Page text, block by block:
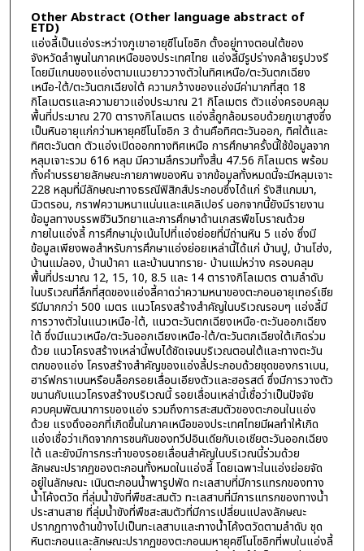
Other Abstract (Other language abstract of
ETD)
แอ่งลี้เป็นแอ่งระหว่างภูเขาอายุซีโนโซอิก ตั้งอยู่ทางตอนใต้ของ
จังหวัดลำพูนในภาคเหนือของประเทศไทย แอ่งลี้มีรูปร่างคล้ายรูปวงรี
โดยมีแกนของแอ่งตามแนวยาววางตัวในทิศเหนือ/ตะวันตกเฉียง
เหนือ-ใต้/ตะวันตกเฉียงใต้ ความกว้างของแอ่งมีค่ามากที่สุด 18
กิโลเมตรและความยาวแอ่งประมาณ 21 กิโลเมตร ตัวแอ่งครอบคลุม
พื้นที่ประมาณ 270 ตารางกิโลเมตร แอ่งลี้ถูกล้อมรอบด้วยภูเขาสูงซึ่ง
เป็นหินอายุแก่กว่ามหายุคซีโนโซอิก 3 ด้านคือทิศตะวันออก, ทิศใต้และ
ทิศตะวันตก ตัวแอ่งเปิดออกทางทิศเหนือ การศึกษาครั้งนี้ใช้ข้อมูลจาก
หลุมเจาะรวม 616 หลุม มีความลึกรวมทั้งสิ้น 47.56 กิโลเมตร พร้อม
ทั้งคำบรรยายลักษณะกายภาพของหิน จากข้อมูลทั้งหมดนี้จะมีหลุมเจาะ
228 หลุมที่มีลักษณะทางธรณีฟิสิกส์ประกอบซึ่งได้แก่ รังสีแกมมา,
นิวตรอน, กราฟความหนาแน่นและแคลิเปอร์ นอกจากนี้ยังมีรายงาน
ข้อมูลทางบรรพชีวินวิทยาและการศึกษาด้านเกสรพืชโบราณด้วย
ภายในแอ่งลี้ การศึกษามุ่งเน้นไปที่แอ่งย่อยที่มีถ่านหิน 5 แอ่ง ซึ่งมี
ข้อมูลเพียงพอสำหรับการศึกษาแอ่งย่อยเหล่านี้ได้แก่ บ้านปู, บ้านโฮ่ง,
บ้านแม่ลอง, บ้านป่าคา และบ้านนาทราย- บ้านแม่หว่าง ครอบคลุม
พื้นที่ประมาณ 12, 15, 10, 8.5 และ 14 ตารางกิโลเมตร ตามลำดับ
ในบริเวณที่ลึกที่สุดของแอ่งลี้คาดว่าความหนาของตะกอนอายุเทอร์เชีย
รีมีมากกว่า 500 เมตร แนวโครงสร้างสำคัญในบริเวณรอบๆ แอ่งลี้มี
การวางตัวในแนวเหนือ-ใต้, แนวตะวันตกเฉียงเหนือ-ตะวันออกเฉียง
ใต้ ซึ่งมีแนวเหนือ/ตะวันออกเฉียงเหนือ-ใต้/ตะวันตกเฉียงใต้เกิดร่วม
ด้วย แนวโครงสร้างเหล่านี้พบได้ชัดเจนบริเวณตอนใต้และทางตะวัน
ตกของแอ่ง โครงสร้างสำคัญของแอ่งลี้ประกอบด้วยชุดของกราเบน,
ฮาร์ฟกราเบนหรือบล็อกรอยเลื่อนเอียงตัวและฮอรสต์ ซึ่งมีการวางตัว
ขนานกับแนวโครงสร้างบริเวณนี้ รอยเลื่อนเหล่านี้เชื่อว่าเป็นปัจจัย
ควบคุมพัฒนาการของแอ่ง รวมถึงการสะสมตัวของตะกอนในแอ่ง
ด้วย แรงดึงออกที่เกิดขึ้นในภาคเหนือของประเทศไทยมีผลทำให้เกิด
แอ่งเชื่อว่าเกิดจากการชนกันของทวีปอินเดียกับเอเชียตะวันออกเฉียง
ใต้ และยังมีการกระทำของรอยเลื่อนสำคัญในบริเวณนี้ร่วมด้วย
ลักษณะปรากฏของตะกอนทั้งหมดในแอ่งลี้ โดยเฉพาะในแอ่งย่อยจัด
อยู่ในลักษณะ เนินตะกอนน้ำพารูปพัด ทะเลสาบที่มีการแทรกของทาง
น้ำโค้งตวัด ที่ลุ่มน้ำขังที่พืชสะสมตัว ทะเลสาบที่มีการแทรกของทางน้ำ
ประสานสาย ที่ลุ่มน้ำขังที่พืชสะสมตัวที่มีการเปลี่ยนแปลงลักษณะ
ปรากฏทางด้านข้างไปเป็นทะเลสาบและทางน้ำโค้งตวัดตามลำดับ ชุด
หินตะกอนและลักษณะปรากฏของตะกอนมหายุคซีโนโซอิกที่พบในแอ่งลี้